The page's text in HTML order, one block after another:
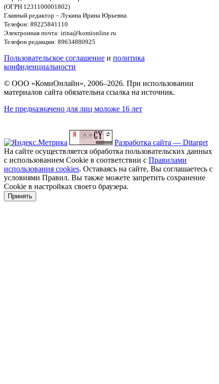
(ОГРН 1231100001802)
Главный редактор – Лукина Ирина Юрьевна.
Телефон: 89225841110
Электронная почта: irina@komionline.ru
Телефон редакции: 89634880925
Пользовательское соглашение и политика
конфиденциальности
© ООО «КомиОнлайн», 2006–2026. При использовании
материалов сайта обязательна ссылка на источник.
Не предназначено для лиц моложе 16 лет
Разработка сайта — Ditarget
На сайте осуществляется обработка пользовательских данных
с использованием Cookie в соответствии с Правилами
использования cookies. Оставаясь на сайте, Вы соглашаетесь с
условиями Правил. Вы также можете запретить сохранение
Cookie в настройках своего браузера.
Принять